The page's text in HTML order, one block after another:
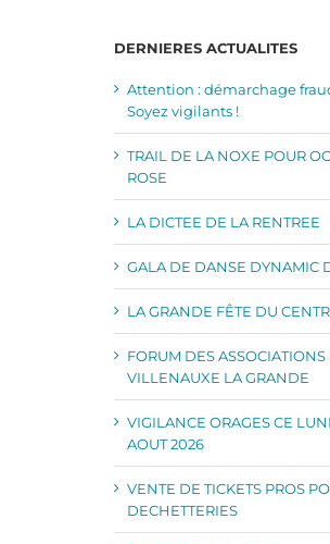
DERNIERES ACTUALITES
Attention : démarchage
Soyez vigilants !
TRAIL DE LA NOXE POUR
ROSE
LA DICTEE DE LA RENTREE
GALA DE DANSE DYNAMIC
LA GRANDE FÊTE DU
FORUM DES ASSOCIATIONS
VILLENAUXE LA GRANDE
VIGILANCE ORAGES CE
AOUT 2026
VENTE DE TICKETS PROS
DECHETTERIES